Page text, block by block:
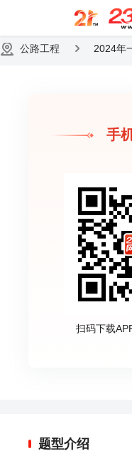
公路工程 2024年
手
扫码下载
题型介绍